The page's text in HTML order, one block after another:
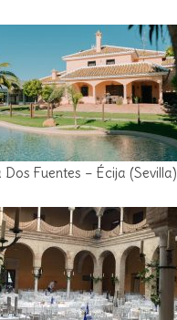
Dos Fuentes – Écija (Sevilla)